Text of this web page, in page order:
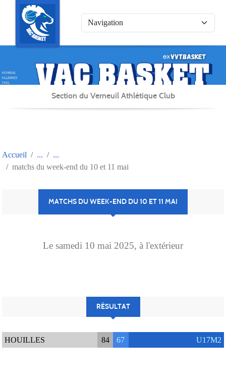
Section du Verneuil Athlétique Club
Accueil
matchs du week-end du 10 et 11 mai
MATCHS DU WEEK-END DU 10 ET 11 MAI
Le samedi 10 mai 2025, à l'extérieur
RÉSULTAT
HOUILLES 84 67 U17M2
Panneau de gestion des cookies